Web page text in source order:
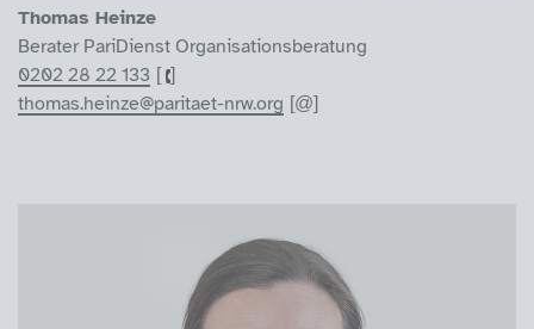
Thomas Heinze
Berater PariDienst Organisationsberatung
0202 28 22 133
thomas.heinze@paritaet-nrw.org